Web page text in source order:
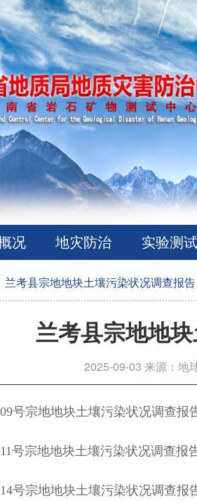
况 地灾防治 实验测试
兰考县宗地地块土壤污染状况调查报告
兰考县宗地地
2025-09-03 来源：地
号宗地地块土壤污染状况调查报
号宗地地块土壤污染状况调查报
号宗地地块土壤污染状况调查报